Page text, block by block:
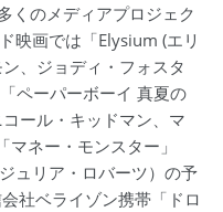
くのメディアプロジェク
映画では「Elysium (エリ
、ジョディ・フォスタ
ペーパーボーイ 真夏の
ール・キッドマン、マ
マネー・モンスター」
ュリア・ロバーツ）の予
社ベライゾン携帯「ドロ